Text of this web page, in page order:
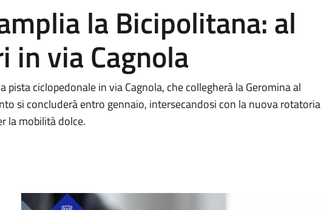
la Bicipolitana: al
in via Cagnola
pista ciclopedonale in via Cagnola, che collegherà la Geromina al
si concluderà entro gennaio, intersecandosi con la nuova rotatoria
la mobilità dolce.